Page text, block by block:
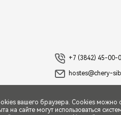
+7 (3842) 45-00-
hostes@chery-
вашего браузера. Cookies можно
сайте могут использоваться